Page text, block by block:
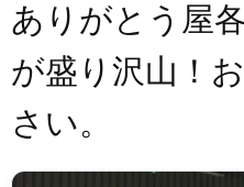
ありがとう屋
が盛り沢山！
さい。